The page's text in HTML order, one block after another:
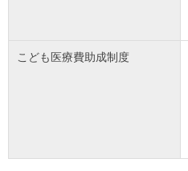
こども医療費助成制度